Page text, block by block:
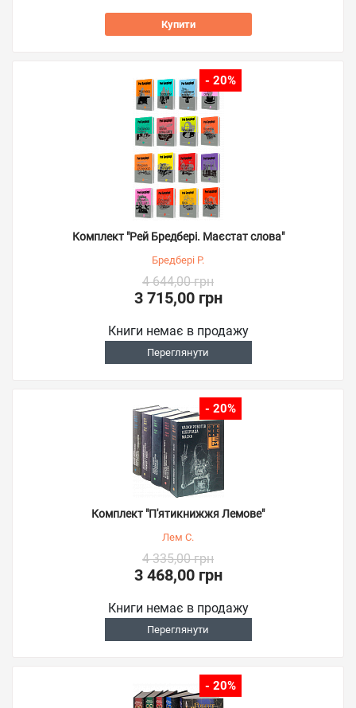
Купити
- 20%
Комплект "Рей Бредбері. Маєстат слова"
Бредбері Р.
4 644,00 грн
3 715,00 грн
Книги немає в продажу
Переглянути
- 20%
Комплект "П'ятикнижжя Лемове"
Лем С.
4 335,00 грн
3 468,00 грн
Книги немає в продажу
Переглянути
- 20%